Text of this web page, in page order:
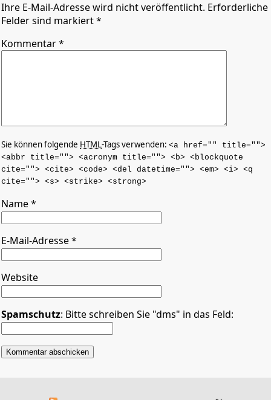
Ihre E-Mail-Adresse wird nicht veröffentlicht. Erforderliche
Felder sind markiert *
Kommentar*
Sie können folgende HTML-Tags verwenden: <a href="" title="">
<abbr title=""> <acronym title=""> <b> <blockquote
cite=""> <cite> <code> <del datetime=""> <em> <i> <q
cite=""> <s> <strike> <strong>
Name*
E-Mail-Adresse*
Website
Spamschutz: Bitte schreiben Sie "dms" in das Feld: